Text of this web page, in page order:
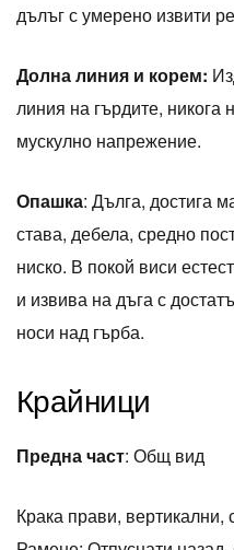
дълъг с умерено извити
Долна линия и корем:
линия на гърдите, никога
мускулно напрежение.
Опашка: Дълга, достига
става, дебела, средно
ниско. В покой виси
и извива на дъга с
носи над гърба.
Крайници
Предна част: Общ вид
Крака прави, вертикални,